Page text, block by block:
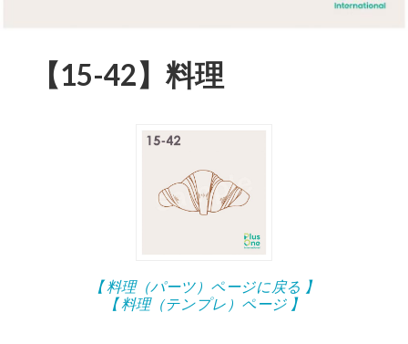
【15-42】料理
【 料理（パーツ）ページに戻る 】
【 料理（テンプレ）ページ 】